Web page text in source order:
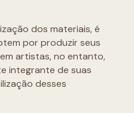
dos materiais, é
por produzir seus
artistas, no entanto,
integrante de suas
desses